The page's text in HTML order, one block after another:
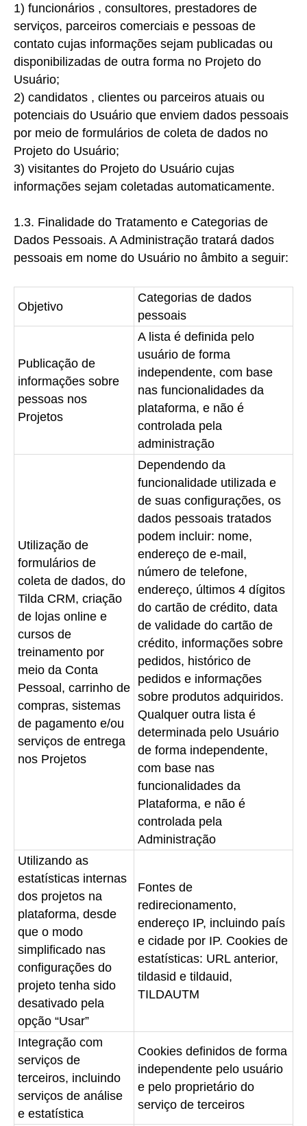
1) funcionários , consultores, prestadores de
serviços, parceiros comerciais e pessoas de
contato cujas informações sejam publicadas ou
disponibilizadas de outra forma no Projeto do
Usuário;
2) candidatos , clientes ou parceiros atuais ou
potenciais do Usuário que enviem dados pessoais
por meio de formulários de coleta de dados no
Projeto do Usuário;
3) visitantes do Projeto do Usuário cujas
informações sejam coletadas automaticamente.
1.3. Finalidade do Tratamento e Categorias de
Dados Pessoais. A Administração tratará dados
pessoais em nome do Usuário no âmbito a seguir:
Objetivo
Categorias de dados
pessoais
Publicação de
informações sobre
pessoas nos
Projetos
A lista é definida pelo
usuário de forma
independente, com base
nas funcionalidades da
plataforma, e não é
controlada pela
administração
Utilização de
formulários de
coleta de dados, do
Tilda CRM, criação
de lojas online e
cursos de
treinamento por
meio da Conta
Pessoal, carrinho de
compras, sistemas
de pagamento e/ou
serviços de entrega
nos Projetos
Dependendo da
funcionalidade utilizada e
de suas configurações, os
dados pessoais tratados
podem incluir: nome,
endereço de e-mail,
número de telefone,
endereço, últimos 4 dígitos
do cartão de crédito, data
de validade do cartão de
crédito, informações sobre
pedidos, histórico de
pedidos e informações
sobre produtos adquiridos.
Qualquer outra lista é
determinada pelo Usuário
de forma independente,
com base nas
funcionalidades da
Plataforma, e não é
controlada pela
Administração
Utilizando as
estatísticas internas
dos projetos na
plataforma, desde
que o modo
simplificado nas
configurações do
projeto tenha sido
desativado pela
opção “Usar”
Fontes de
redirecionamento,
endereço IP, incluindo país
e cidade por IP. Cookies de
estatísticas: URL anterior,
tildasid e tildauid,
TILDAUTM
Integração com
serviços de
terceiros, incluindo
serviços de análise
e estatística
Cookies definidos de forma
independente pelo usuário
e pelo proprietário do
serviço de terceiros